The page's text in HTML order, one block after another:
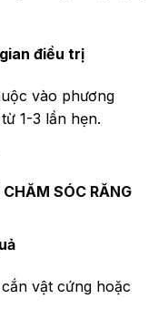
điều trị
vào phương
1-3 lần hẹn.
SÓC RĂNG
vật cứng hoặc